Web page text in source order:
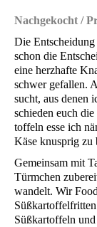
Nach­ge­kocht /
Die
schon die
eine herz­haf­te
schwer gefal­len.
sucht, aus denen
schie­den euch
tof­feln esse ich
Käse knusp­rig zu
Gemein­sam mit
Türm­chen
wan­delt. Wir
Süß­kar­tof­feln